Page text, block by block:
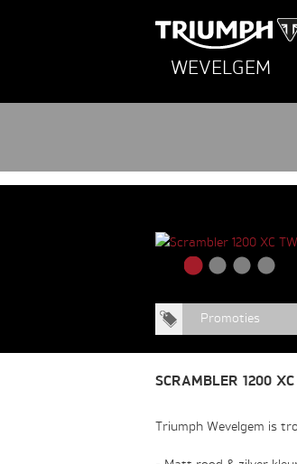
WEVELGEM
Promoties
SCRAMBLER 1200
Triumph Wevelgem is